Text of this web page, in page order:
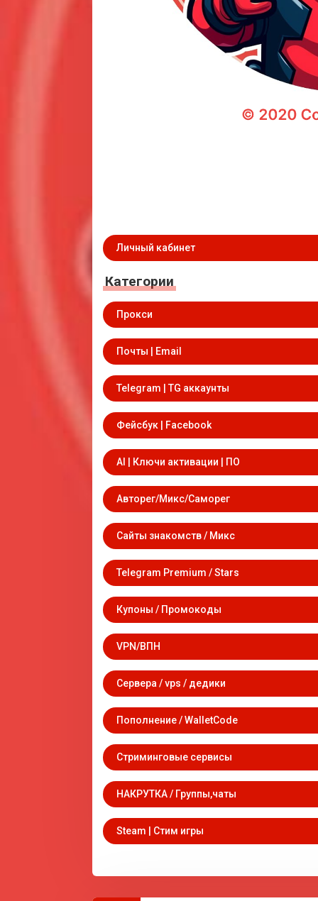
Личный кабинет
Категории
Прокси
Почты | Email
Telegram | TG аккаунты
Фейсбук | Facebook
AI | Ключи активации | ПО
Авторег/Микс/Саморег
Сайты знакомств / Микс
Telegram Premium / Stars
Купоны / Промокоды
VPN/ВПН
Сервера / vps / дедики
Пополнение / WalletCode
Стриминговые сервисы
НАКРУТКА / Группы,чаты
Steam | Стим игры